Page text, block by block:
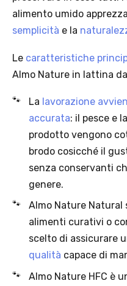
alimento umido
semplicità e la
Le caratteristiche
Almo Nature in lattina
La lavorazione
accurata: il pesce e
prodotto vengono
brodo cosicché il
senza conservanti
genere.
Almo Nature Natural
alimenti curativi o
scelto di assicurare
qualità capace di
Almo Nature HFC è
Offerta valida solo con
· Sconto: 5% riservato
Platinum.